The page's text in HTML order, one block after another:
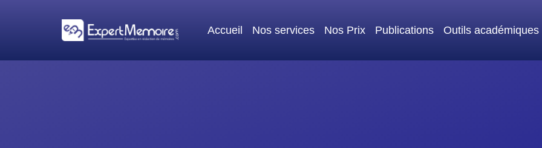
Accueil Nos services Nos Prix Publications Outils académiques